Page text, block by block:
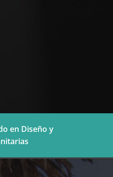
en Diseño y